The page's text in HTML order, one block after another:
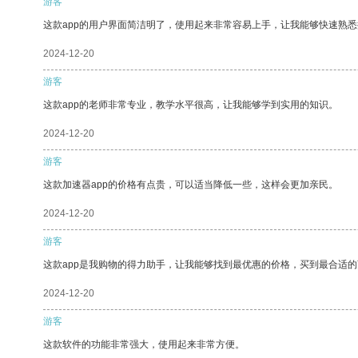
这款app的用户界面简洁明了，使用起来非常容易上手，让我能够快速熟悉
2024-12-20
游客
这款app的老师非常专业，教学水平很高，让我能够学到实用的知识。
2024-12-20
游客
这款加速器app的价格有点贵，可以适当降低一些，这样会更加亲民。
2024-12-20
游客
这款app是我购物的得力助手，让我能够找到最优惠的价格，买到最合适的
2024-12-20
游客
这款软件的功能非常强大，使用起来非常方便。